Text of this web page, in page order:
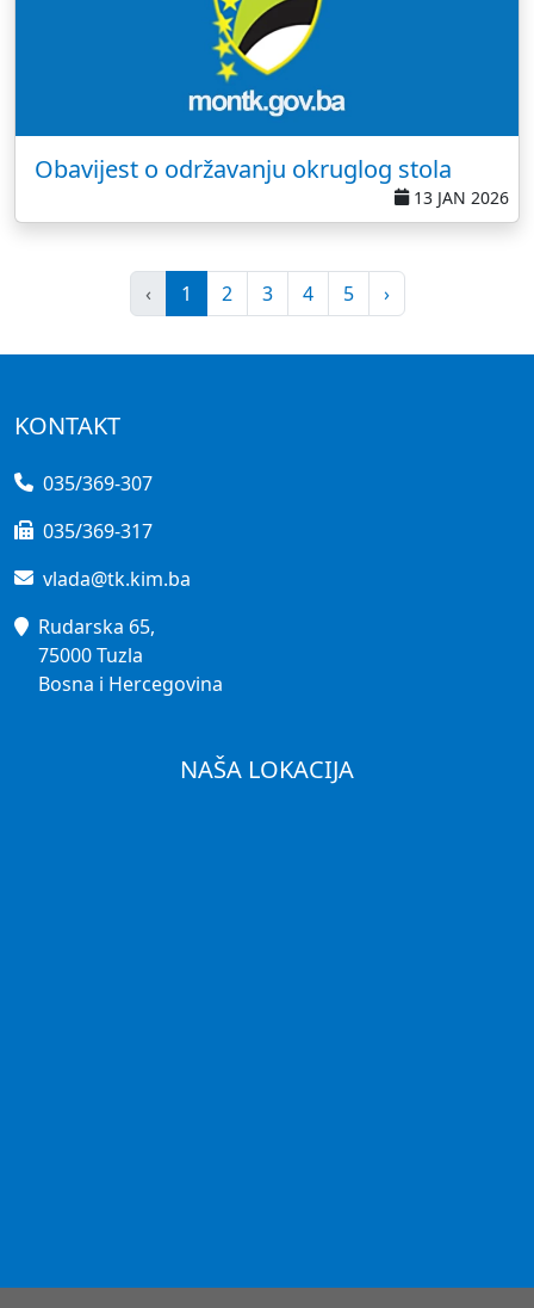
Obavijest o održavanju okruglog stola
13 JAN 2026
‹ 1 2 3 4 5 ›
KONTAKT
035/369-307
035/369-317
vlada@tk.kim.ba
Rudarska 65,
75000 Tuzla
Bosna i Hercegovina
NAŠA LOKACIJA